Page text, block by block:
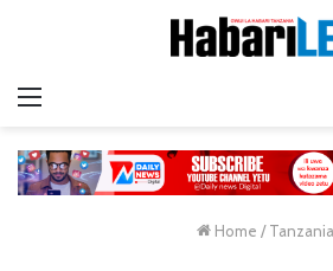
Home / Tanzania